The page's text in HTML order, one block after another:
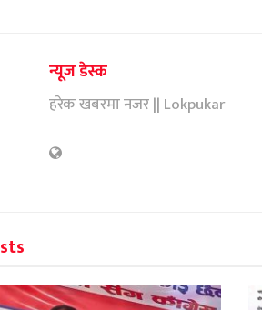
न्यूज डेस्क
हरेक खबरमा नजर || Lokpukar